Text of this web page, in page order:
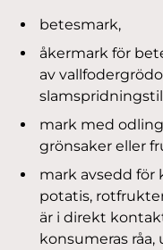
betesmark,
åkermark för
av
mark med
grönsaker eller
mark avsedd för
potatis,
är i direkt
konsumeras